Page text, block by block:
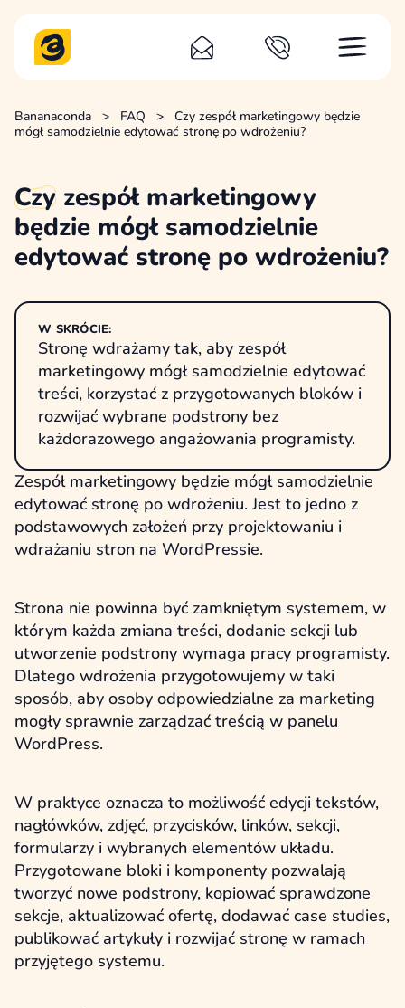
Bananaconda > FAQ >
Czy zespół marketingowy będzie
mógł samodzielnie edytować stronę po wdrożeniu?
Czy zespół marketingowy
będzie mógł samodzielnie
edytować stronę po wdrożeniu?
W SKRÓCIE:
Stronę wdrażamy tak, aby zespół
marketingowy mógł samodzielnie edytować
treści, korzystać z przygotowanych bloków i
rozwijać wybrane podstrony bez
każdorazowego angażowania programisty.
Zespół marketingowy będzie mógł samodzielnie
edytować stronę po wdrożeniu. Jest to jedno z
podstawowych założeń przy projektowaniu i
wdrażaniu stron na WordPressie.
Strona nie powinna być zamkniętym systemem, w
którym każda zmiana treści, dodanie sekcji lub
utworzenie podstrony wymaga pracy programisty.
Dlatego wdrożenia przygotowujemy w taki
sposób, aby osoby odpowiedzialne za marketing
mogły sprawnie zarządzać treścią w panelu
WordPress.
W praktyce oznacza to możliwość edycji tekstów,
nagłówków, zdjęć, przycisków, linków, sekcji,
formularzy i wybranych elementów układu.
Przygotowane bloki i komponenty pozwalają
tworzyć nowe podstrony, kopiować sprawdzone
sekcje, aktualizować ofertę, dodawać case studies,
publikować artykuły i rozwijać stronę w ramach
przyjętego systemu.